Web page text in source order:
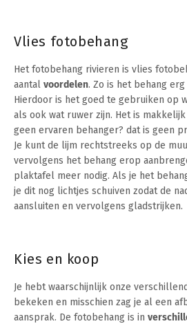
Vlies fotobehang
Het fotobehang rivieren is vlies
aantal voordelen. Zo is het behang
Hierdoor is het goed te gebruiken op
als ook wat ruwer zijn. Het is
geen ervaren behanger? dat is geen
Je kunt de lijm rechtstreeks op de
vervolgens het behang erop
plaktafel meer nodig. Als je het
je dit nog lichtjes schuiven zodat de
aansluiten en vervolgens gladstrijken.
Kies en koop
Je hebt waarschijnlijk onze
bekeken en misschien zag je al een
aansprak. De fotobehang is in